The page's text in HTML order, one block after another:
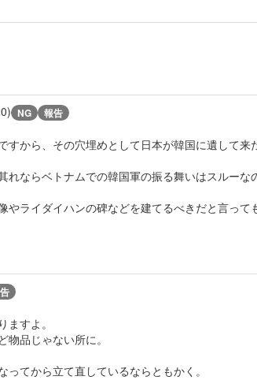
NG 報告
から、その穴埋めとして日本が韓国に遺して来
れならベトナムでの韓国軍の振る舞いはスルーな
ライダイハンの碑などを建てるべきだと言って
すよ。
品じゃない所に。
てから立て直しているならともかく。